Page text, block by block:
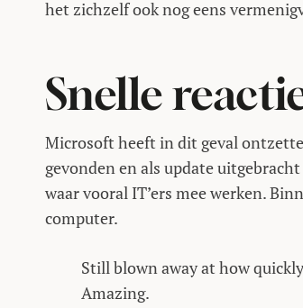
het zichzelf ook nog eens
Snelle
Microsoft heeft in dit geval
gevonden en als update
waar vooral IT’ers mee werken.
computer.
Still blown away at how
Amazing.